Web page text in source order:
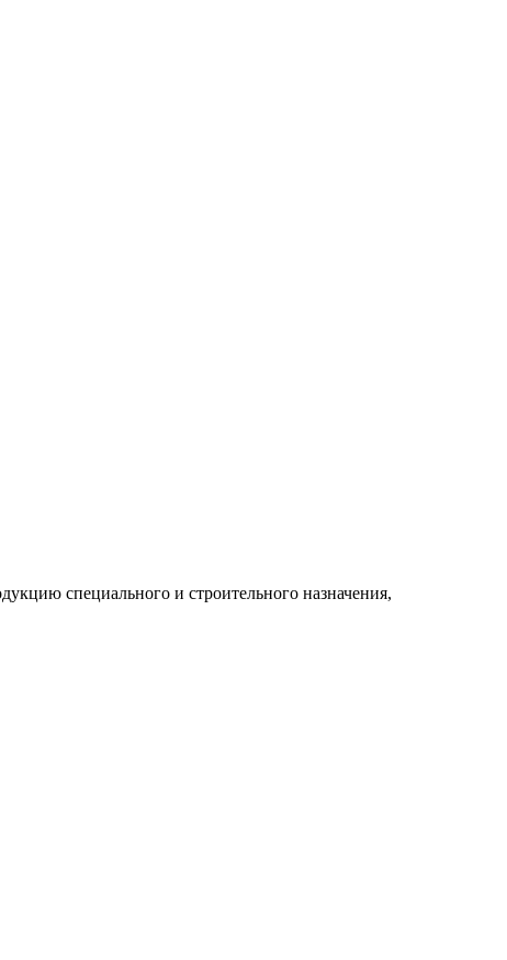
специального и строительного назначения,